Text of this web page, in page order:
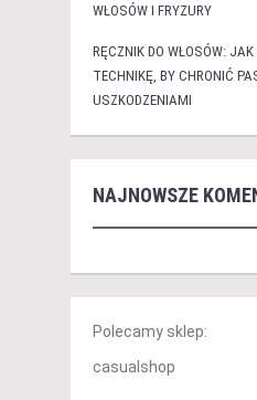
WŁOSÓW I FRYZURY
RĘCZNIK DO WŁOSÓW:
TECHNIKĘ, BY CHRONIĆ
USZKODZENIAMI
NAJNOWSZE
Polecamy sklep:
casualshop